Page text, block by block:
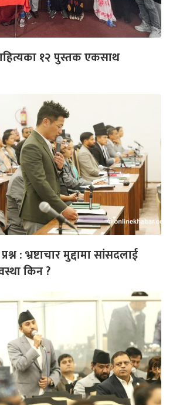
१२ पुस्तक एकसाथ
: भ्रष्टाचार मुद्दामा सांसदलाई
किन ?